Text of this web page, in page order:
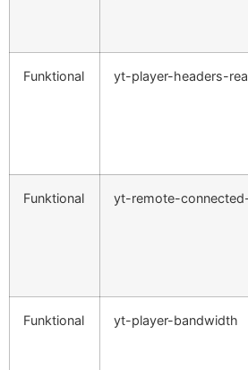
Funktional yt-player-headers-
Funktional yt-remote-
Funktional yt-player-bandwidth